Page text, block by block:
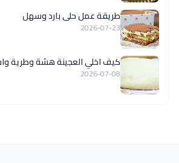
طريقة عمل حلى بارد وسهل
2026-07-23
كيف اخلي العجينة هشة وطرية
2026-07-08